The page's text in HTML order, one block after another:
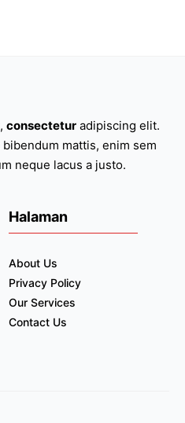
consectetur adipiscing elit.
mattis, enim sem
neque lacus a justo.
Halaman
About Us
Privacy Policy
Our Services
Contact Us